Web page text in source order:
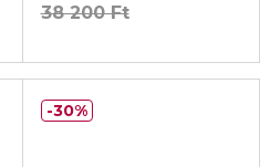
38 200 Ft
30%